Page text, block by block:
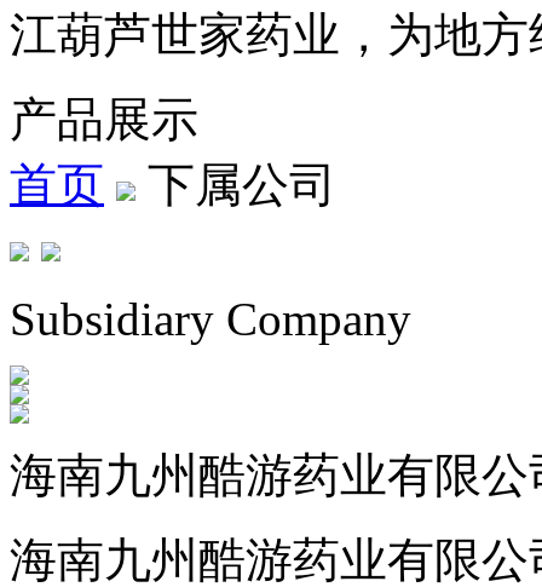
江葫芦世家药业，为
产品展示
首页
下属公司
Subsidiary Company
海南九州酷游药业有限公
海南九州酷游药业有限公